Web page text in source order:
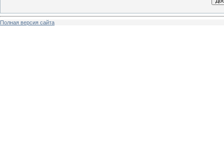
Полная версия сайта